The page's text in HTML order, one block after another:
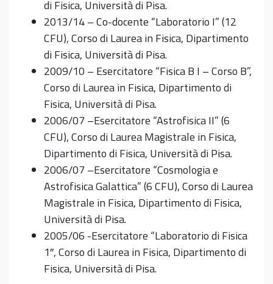
di Fisica, Università di Pisa.
2013/14 – Co-docente “Laboratorio I” (12
CFU), Corso di Laurea in Fisica, Dipartimento
di Fisica, Università di Pisa.
2009/10 – Esercitatore “Fisica B I – Corso B”,
Corso di Laurea in Fisica, Dipartimento di
Fisica, Università di Pisa.
2006/07 –Esercitatore “Astrofisica II” (6
CFU), Corso di Laurea Magistrale in Fisica,
Dipartimento di Fisica, Università di Pisa.
2006/07 –Esercitatore “Cosmologia e
Astrofisica Galattica” (6 CFU), Corso di Laurea
Magistrale in Fisica, Dipartimento di Fisica,
Università di Pisa.
2005/06 -Esercitatore “Laboratorio di Fisica
1″, Corso di Laurea in Fisica, Dipartimento di
Fisica, Università di Pisa.